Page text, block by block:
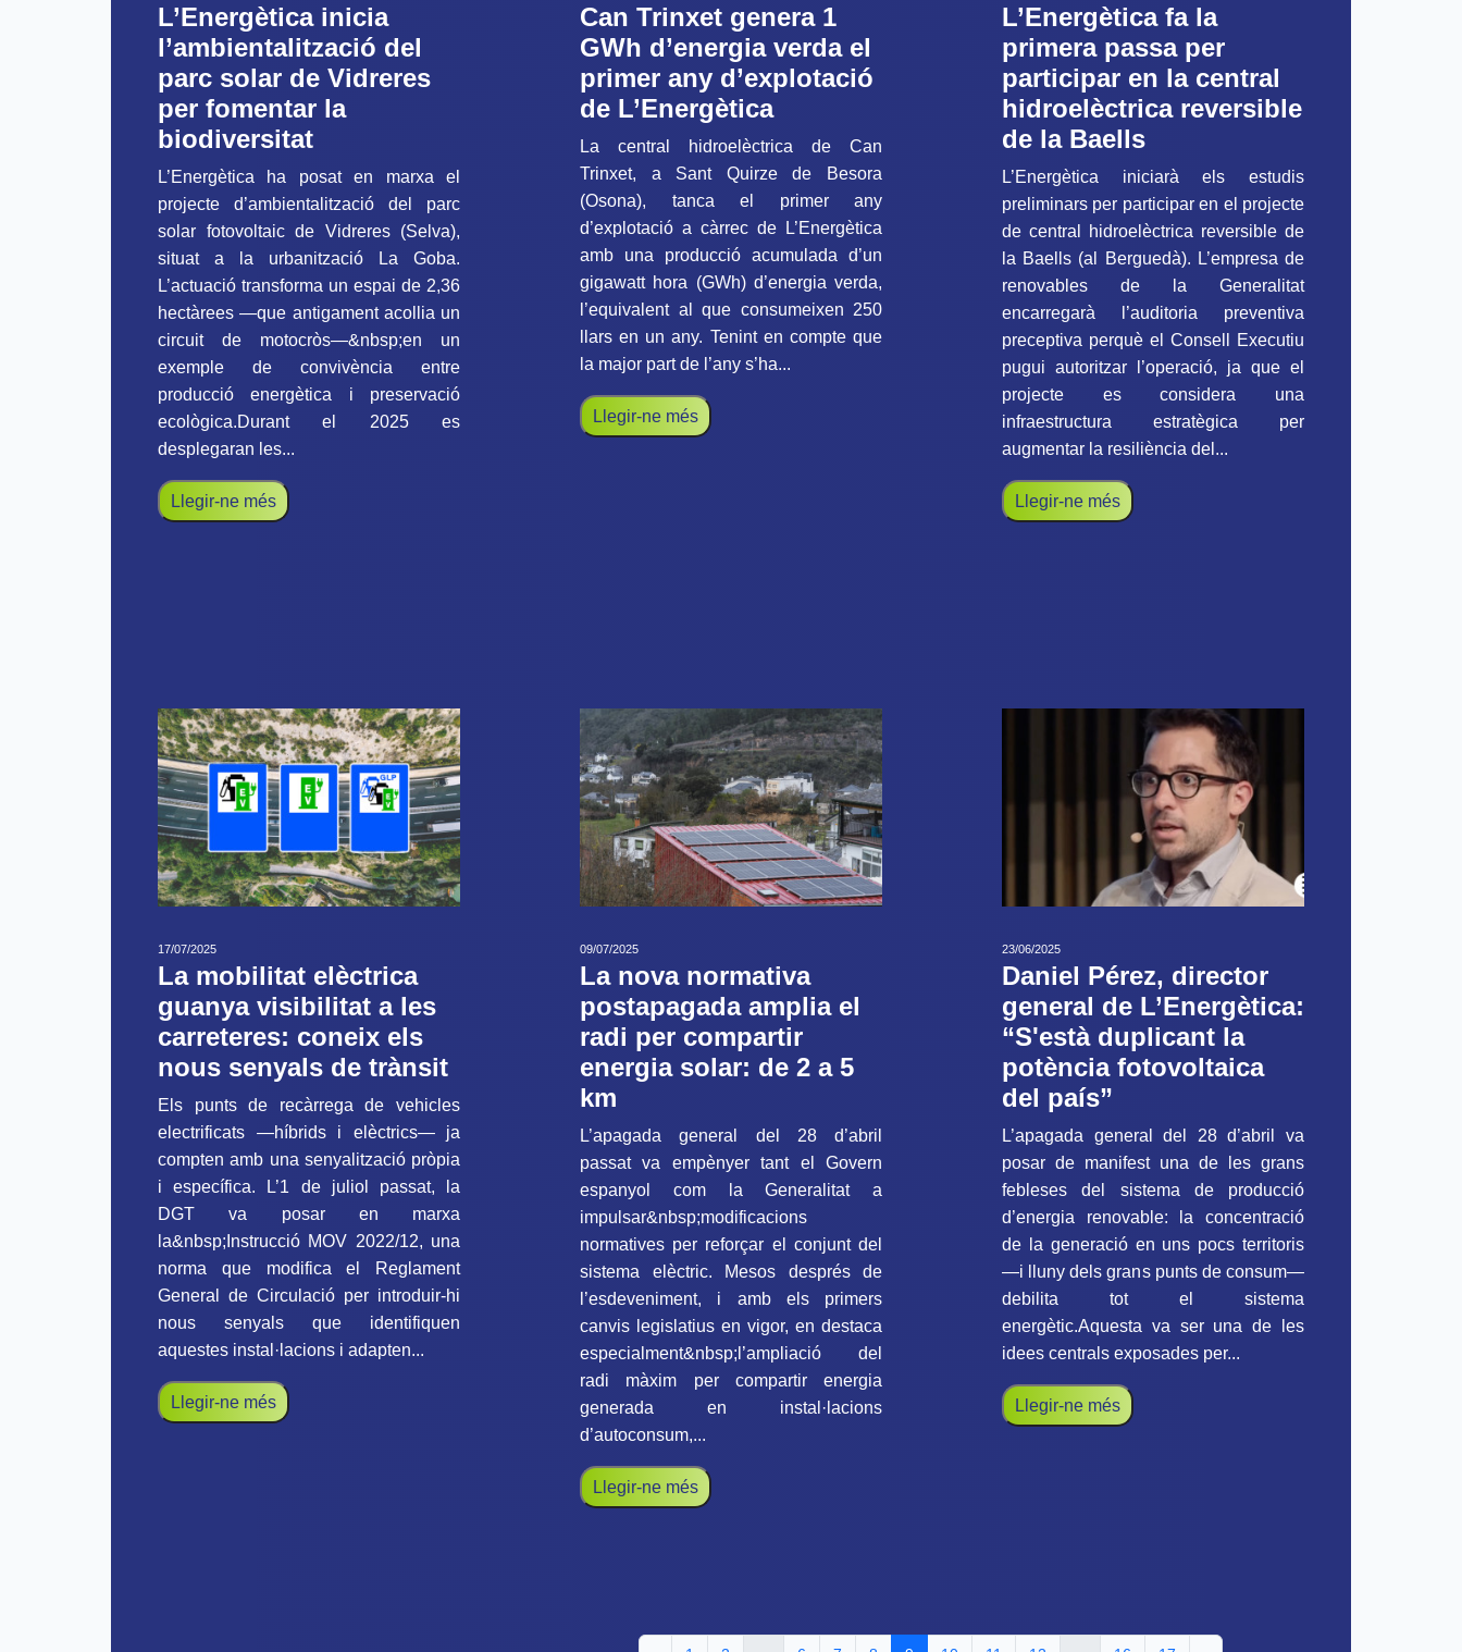
L’Energètica inicia
l’ambientalització del
parc solar de Vidreres
per fomentar la
biodiversitat
L’Energètica ha posat en marxa el
projecte d’ambientalització del parc
solar fotovoltaic de Vidreres (Selva),
situat a la urbanització La Goba.
L’actuació transforma un espai de 2,36
hectàrees —que antigament acollia un
circuit de motocròs—&nbsp;en un
exemple de convivència entre
producció energètica i preservació
ecològica.Durant el 2025 es
desplegaran les...
Llegir-ne més
Can Trinxet genera 1
GWh d’energia verda el
primer any d’explotació
de L’Energètica
La central hidroelèctrica de Can
Trinxet, a Sant Quirze de Besora
(Osona), tanca el primer any
d’explotació a càrrec de L’Energètica
amb una producció acumulada d’un
gigawatt hora (GWh) d’energia verda,
l’equivalent al que consumeixen 250
llars en un any. Tenint en compte que
la major part de l’any s’ha...
Llegir-ne més
L’Energètica fa la
primera passa per
participar en la central
hidroelèctrica reversible
de la Baells
L’Energètica iniciarà els estudis
preliminars per participar en el projecte
de central hidroelèctrica reversible de
la Baells (al Berguedà). L’empresa de
renovables de la Generalitat
encarregarà l’auditoria preventiva
preceptiva perquè el Consell Executiu
pugui autoritzar l’operació, ja que el
projecte es considera una
infraestructura estratègica per
augmentar la resiliència del...
Llegir-ne més
17/07/2025
La mobilitat elèctrica
guanya visibilitat a les
carreteres: coneix els
nous senyals de trànsit
Els punts de recàrrega de vehicles
electrificats —híbrids i elèctrics— ja
compten amb una senyalització pròpia
i específica. L’1 de juliol passat, la
DGT va posar en marxa
la&nbsp;Instrucció MOV 2022/12, una
norma que modifica el Reglament
General de Circulació per introduir-hi
nous senyals que identifiquen
aquestes instal·lacions i adapten...
Llegir-ne més
09/07/2025
La nova normativa
postapagada amplia el
radi per compartir
energia solar: de 2 a 5
km
L’apagada general del 28 d’abril
passat va empènyer tant el Govern
espanyol com la Generalitat a
impulsar&nbsp;modificacions
normatives per reforçar el conjunt del
sistema elèctric. Mesos després de
l’esdeveniment, i amb els primers
canvis legislatius en vigor, en destaca
especialment&nbsp;l’ampliació del
radi màxim per compartir energia
generada en instal·lacions
d’autoconsum,...
Llegir-ne més
23/06/2025
Daniel Pérez, director
general de L’Energètica:
“S'està duplicant la
potència fotovoltaica
del país”
L’apagada general del 28 d’abril va
posar de manifest una de les grans
febleses del sistema de producció
d’energia renovable: la concentració
de la generació en uns pocs territoris
—i lluny dels grans punts de consum—
debilita tot el sistema
energètic.Aquesta va ser una de les
idees centrals exposades per...
Llegir-ne més